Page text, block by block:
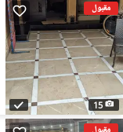
مقبول
15